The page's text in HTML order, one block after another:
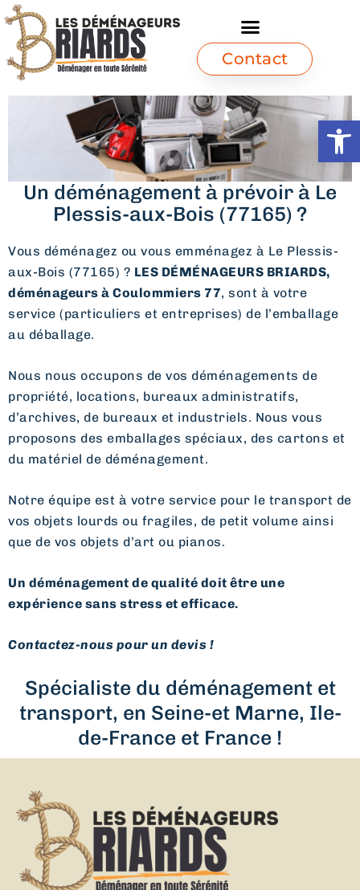
Ouvrir
Contact
Un déménagement à prévoir à Le
Plessis-aux-Bois (77165) ?
Vous déménagez ou vous emménagez à Le Plessis-
aux-Bois (77165) ? LES DÉMÉNAGEURS BRIARDS,
déménageurs à Coulommiers 77, sont à votre
service (particuliers et entreprises) de l’emballage
au déballage.
Nous nous occupons de vos déménagements de
propriété, locations, bureaux administratifs,
d’archives, de bureaux et industriels. Nous vous
proposons des emballages spéciaux, des cartons et
du matériel de déménagement.
Notre équipe est à votre service pour le transport de
vos objets lourds ou fragiles, de petit volume ainsi
que de vos objets d’art ou pianos.
Un déménagement de qualité doit être une
expérience sans stress et efficace.
Contactez-nous pour un devis !
Spécialiste du déménagement et
transport, en Seine-et Marne, Ile-
de-France et France !